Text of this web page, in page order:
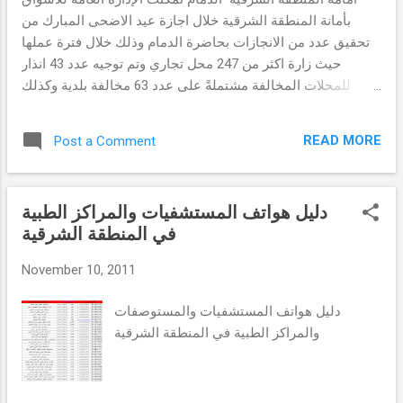
بأمانة المنطقة الشرقية خلال اجازة عيد الاضحى المبارك من
تحقيق عدد من الانجازات بحاضرة الدمام وذلك خلال فترة عملها
حيث زارة اكثر من 247 محل تجاري وتم توجيه عدد 43 انذار
للمحلات المخالفة مشتملةً على عدد 63 مخالفة بلدية وكذلك
بسوق الخضار المركزي بالدمام لسد العجز الناتج عن زيادة الطلب
خلال ايام العيد وذلك بالتنسيق مع بلدية وسط الدمام ورفع اكثر
وجاءت هذه الجهود نتيجة الخطط التي وضعهتا ادارة الاسواق
بالأمانة خلال عطلة عيد الاضحى ، حيث كثفت إدارة مراقبة
الاضحى لمراقبة الاسواق كافة بحاضرة الدمام حيث تم تقسيم
عمل مراقبي إدارة المراقبة والأسواق ببلدية وسط الدمام خلال
عطلة عيد الأضحى المبارك إلى خمس مجموعات ذكر دلك مدير
عام العلاقات العامة والاعلام والمتحدث الاعلامي بامانة المنطقة
Post a Comment READ MORE
دليل هواتف المستشفيات والمراكز الطبية
في المنطقة الشرقية
November 10, 2011
دليل هواتف المستشفيات والمستوصفات
والمراكز الطبية في المنطقة الشرقية